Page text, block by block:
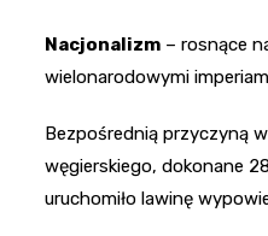
Nacjonalizm – rosnące
wielonarodowymi
Bezpośrednią przyczyną
węgierskiego, dokonane
uruchomiło lawinę